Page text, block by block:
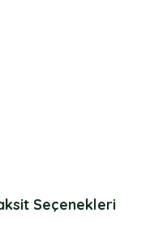
Seçenekleri